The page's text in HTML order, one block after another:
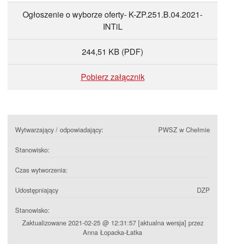
Ogłoszenie o wyborze oferty- K-ZP.251.B.04.2021-
INTiL
244,51 KB (PDF)
Pobierz załącznik
Wytwarzający / odpowiadający: PWSZ w Chełmie
Stanowisko:
Czas wytworzenia:
Udostępniający DZP
Stanowisko:
Zaktualizowane 2021-02-25 @ 12:31:57 [aktualna wersja] przez
Anna Łopacka-Łatka